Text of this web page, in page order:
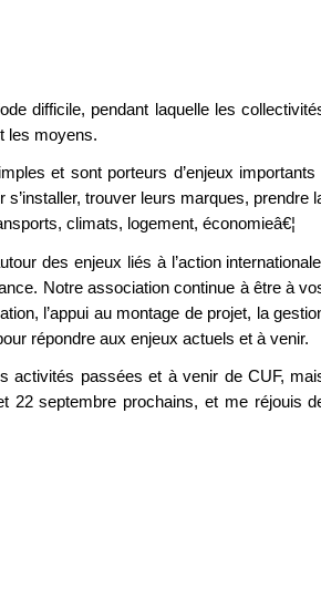
difficile, pendant laquelle les
les moyens.
et sont porteurs d’enjeux importants
trouver leurs marques, prendre
climats, logement, économieâ€¦
des enjeux liés à l’action
Notre association continue à être à
l’appui au montage de projet, la
répondre aux enjeux actuels et à venir.
activités passées et à venir de CUF,
22 septembre prochains, et me réjouis